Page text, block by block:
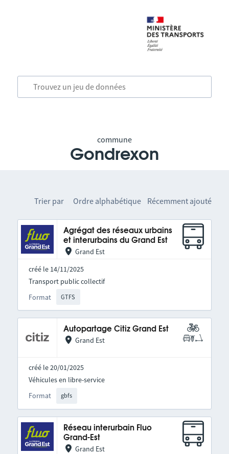
commune
Gondrexon
Trier par Ordre alphabétique Récemment ajouté
Agrégat des réseaux urbains
et interurbains du Grand Est
Grand Est
créé le 14/11/2025
Format GTFS
Transport public collectif
Autopartage Citiz Grand Est
Grand Est
créé le 20/01/2025
Format gbfs
Véhicules en libre-service
Réseau interurbain Fluo
Grand-Est
Grand Est